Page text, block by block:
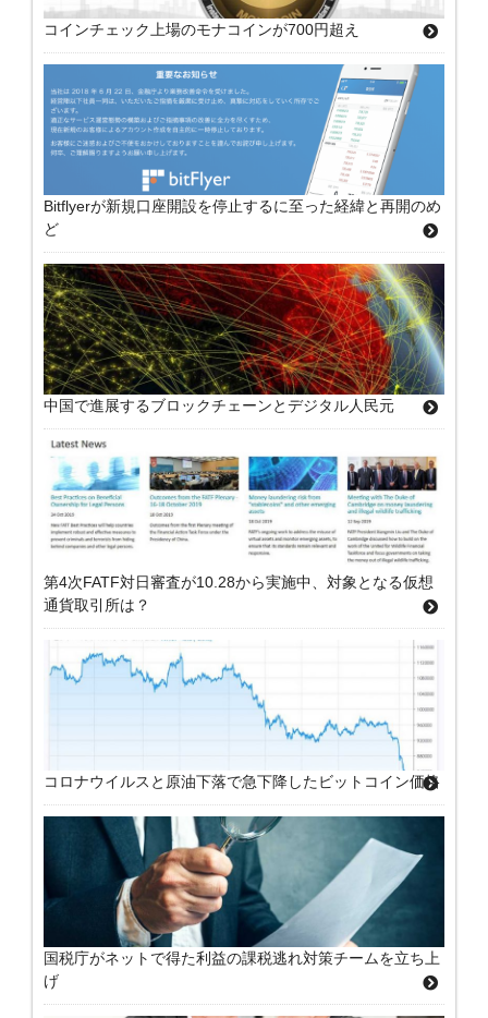
コインチェック上場のモナコインが700円超え
Bitflyerが新規口座開設を停止するに至った経緯と再開のめ
ど
中国で進展するブロックチェーンとデジタル人民元
第4次FATF対日審査が10.28から実施中、対象となる仮想
通貨取引所は？
コロナウイルスと原油下落で急下降したビットコイン価格
国税庁がネットで得た利益の課税逃れ対策チームを立ち上
げ